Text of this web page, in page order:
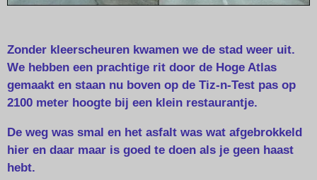
Zonder kleerscheuren kwamen we de stad weer uit.
We hebben een prachtige rit door de Hoge Atlas
gemaakt en staan nu boven op de Tiz-n-Test pas op
2100 meter hoogte bij een klein restaurantje.
De weg was smal en het asfalt was wat afgebrokkeld
hier en daar maar is goed te doen als je geen haast
hebt.